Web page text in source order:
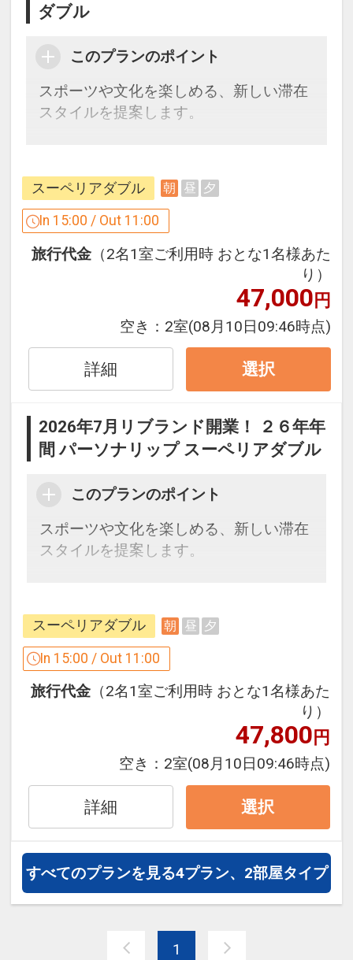
ダブル
このプランのポイント
スポーツや文化を楽しめる、新しい滞在
スタイルを提案します。
●「滞在そのものが、体験そのもの」多
彩なエンターテインメントをご用意して
います。
いたします。
（1）ヨガ（開催時間：8:00～9:00）
（2）空手（開催時間：8:00～9:00）
（3）日本茶ワークショップ（開催時
間：9:30～10:30）
（4）DJナイト・サックスナイト・コメ
●周辺散策に便利なレンタサイクルをご
※台数に限りがございます。
※内容や時間は予告なく変更される場合
がございます。
設定期間：2026年4月1日～2027年3月
31日
インターネットコース番号：DP-1-
17873917
スーペリアダブル 朝 昼 夕
In 15:00 / Out 11:00
旅行代金 （2名1室ご利用時 おとな1名様あた
り）
47,000円
空き： 2室(08月10日09:46時点)
詳細 選択
2026年7月リブランド開業！ ２６年年
間 パーソナリップ スーペリアダブル
このプランのポイント
スポーツや文化を楽しめる、新しい滞在
スタイルを提案します。
●「滞在そのものが、体験そのもの」多
彩なエンターテインメントをご用意して
います。
いたします。
（1）ヨガ（開催時間：8:00～9:00）
（2）空手（開催時間：8:00～9:00）
（3）日本茶ワークショップ（開催時
間：9:30～10:30）
（4）DJナイト・サックスナイト・コメ
●周辺散策に便利なレンタサイクルをご
※台数に限りがございます。
スーペリアダブル 朝 昼 夕
In 15:00 / Out 11:00
旅行代金 （2名1室ご利用時 おとな1名様あた
り）
47,800円
空き： 2室(08月10日09:46時点)
詳細 選択
すべてのプランを見る4プラン、2部屋タイプ
1